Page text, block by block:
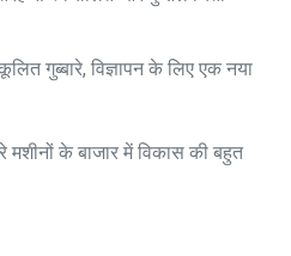
गुब्बारे, विज्ञापन के लिए एक नया
मशीनों के बाजार में विकास की बहुत